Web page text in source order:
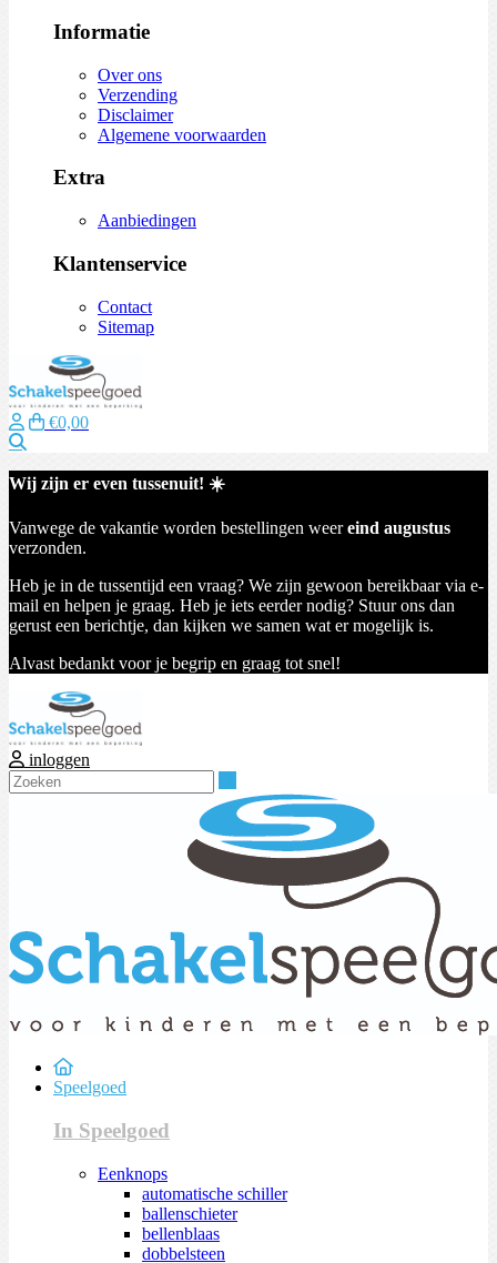
Informatie
Over ons
Verzending
Disclaimer
Algemene voorwaarden
Extra
Aanbiedingen
Klantenservice
Contact
Sitemap
€0,00
Wij zijn er even tussenuit! ☀️
Vanwege de vakantie worden bestellingen weereind augustus
verzonden.
Heb je in de tussentijd een vraag? We zijn gewoon bereikbaar via e-
mail en helpen je graag. Heb je iets eerder nodig? Stuur ons dan
gerust een berichtje, dan kijken we samen wat er mogelijk is.
Alvast bedankt voor je begrip en graag tot snel!
inloggen
Speelgoed
In Speelgoed
Eenknops
automatische schiller
ballenschieter
bellenblaas
dobbelsteen